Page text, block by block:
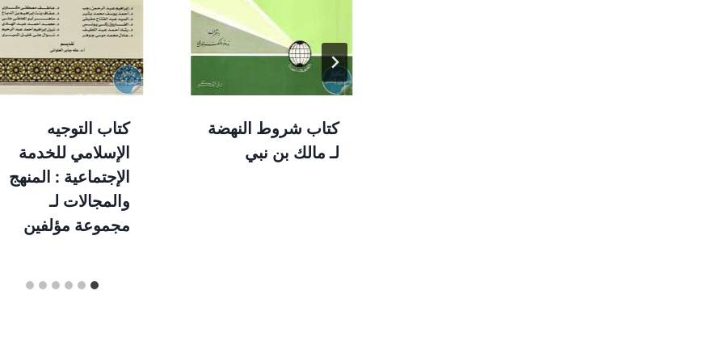
كتاب شروط النهضة
لـ مالك بن نبي
كتاب التوجيه
الإسلامي للخدمة
الإجتماعية : المنهج
والمجالات لـ
مجموعة مؤلفين